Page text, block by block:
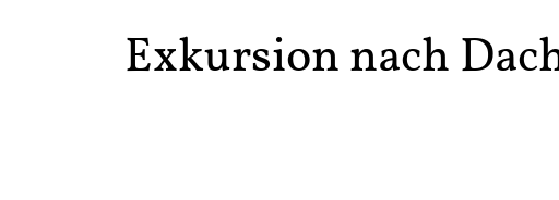
Exkursion nach